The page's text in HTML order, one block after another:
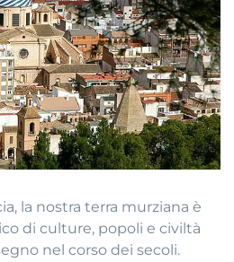
la nostra terra murziana è
di culture, popoli e civiltà
nel corso dei secoli.